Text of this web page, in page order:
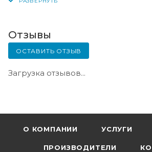
Отзывы
ОСТАВИТЬ ОТЗЫВ
Загрузка отзывов...
О КОМПАНИИ УСЛУГИ
ПРОИЗВОДИТЕЛИ